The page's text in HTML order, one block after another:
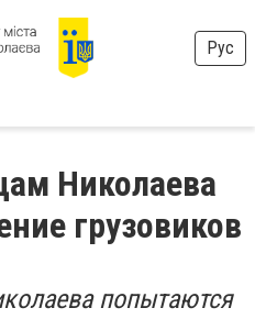
Рус
Николаева
грузовиков
попытаются